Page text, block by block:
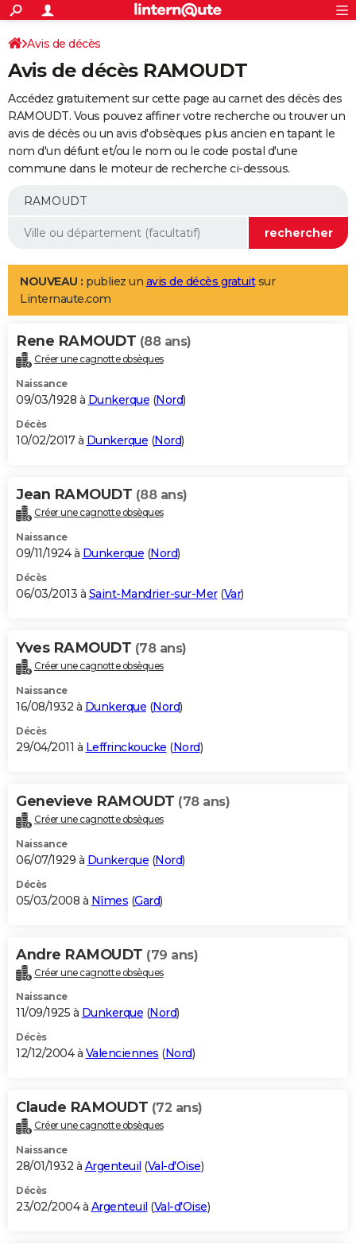
ACTUALITÉS
Politique
Société
Faits Divers
Education
Monde
Villes
+
SPORT
Coupe du monde 2026
Football
Tennis
Cyclisme
Rugby
Forum
Programme TV
TNT
Streaming
Cinéma
Sorties cinéma
Musique
+
FINANCE
Retraite
Epargne
Immobilier
Risques naturels par ville
Banque
Assurance
AUTO
Essais
Réserver un essai
Citadines
Berlines
SUV
Forum auto
+
Mobiles
Meilleur smartphone
Internet
Ordinateurs
Jeux vidéo
Guide high-tech
Aménagement intérieur
LIFESTYLE
Art de vivre
Bien-être
Loisirs
Mode
Modes de vie
Alimentation
Guide de la santé
Maladies
Médicaments
Sommeil
VOYAGE
Destinations
City break
Voyage nature
Voyage de noces
Forum
Climat
+PHOTO
GUIDES D'ACHAT
BONS PLANS
Carte de Noël
Carte Bonne année
Carte Saint-Valentin
Carte Pâques
Carte d'anniversaire
DICTIONNAIRE
Dictionnaire
Biographies
Citations
Expressions
Proverbes
PROGRAMME TV
S'inscrire
Se connecter
Lycées
Collèges
Primaires
Universités
Entreprises
Service militaire
Avis de recherche
AVIS DE DÉCÈS
Bricolage
Lifestyle
Culture
Sport
Auto
Television
Voyage
Cinema
Avis de décès
Avis de décès RAMOUDT
Accédez gratuitement sur cette page au carnet des décès des
RAMOUDT. Vous pouvez affiner votre recherche ou trouver un
avis de décès ou un avis d'obsèques plus ancien en tapant le
nom d'un défunt et/ou le nom ou le code postal d'une
commune dans le moteur de recherche ci-dessous.
NOUVEAU : publiez un avis de décès gratuitsur
Linternaute.com
Rene RAMOUDT (88 ans)
Créer une cagnotte obsèques
Naissance
09/03/1928 à Dunkerque (Nord)
Décès
10/02/2017 à Dunkerque (Nord)
Jean RAMOUDT (88 ans)
Créer une cagnotte obsèques
Naissance
09/11/1924 à Dunkerque (Nord)
Décès
06/03/2013 à Saint-Mandrier-sur-Mer(Var)
Yves RAMOUDT (78 ans)
Créer une cagnotte obsèques
Naissance
16/08/1932 à Dunkerque (Nord)
Décès
29/04/2011 à Leffrinckoucke (Nord)
Genevieve RAMOUDT (78 ans)
Créer une cagnotte obsèques
Naissance
06/07/1929 à Dunkerque (Nord)
Décès
05/03/2008 à Nîmes (Gard)
Andre RAMOUDT (79 ans)
Créer une cagnotte obsèques
Naissance
11/09/1925 à Dunkerque (Nord)
Décès
12/12/2004 à Valenciennes (Nord)
Claude RAMOUDT (72 ans)
Créer une cagnotte obsèques
Naissance
28/01/1932 à Argenteuil (Val-d'Oise)
Décès
23/02/2004 à Argenteuil (Val-d'Oise)